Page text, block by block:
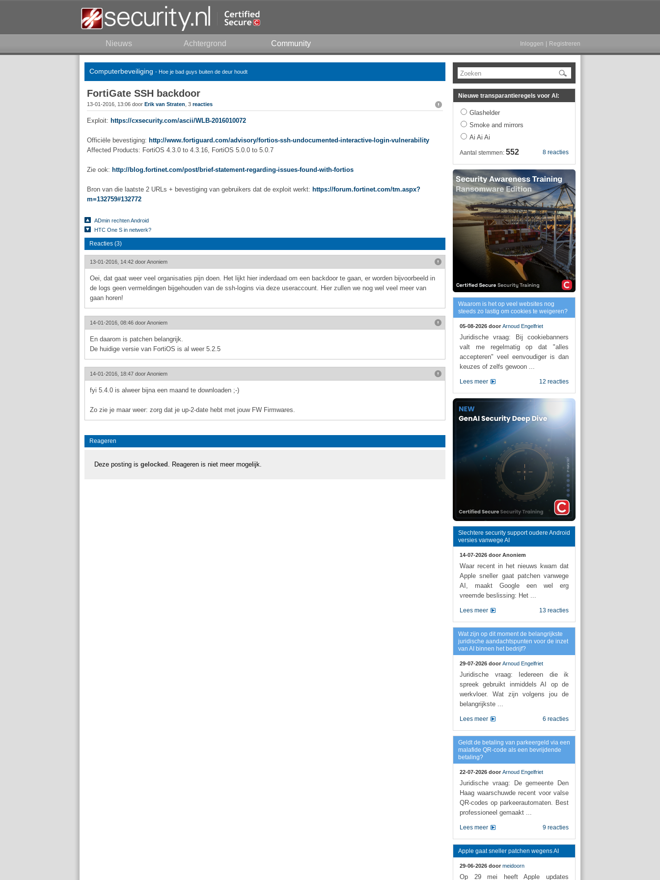
Nieuws Achtergrond Community Inloggen Registreren
Computerbeveiliging - Hoe je bad guys buiten de deur houdt
FortiGate SSH backdoor
13-01-2016, 13:06 door Erik van Straten , 3 reacties
Exploit: https://cxsecurity.com/ascii/WLB-2016010072
Officiële bevestiging: http://www.fortiguard.com/advisory/fortios-ssh-undocumented-interactive-login-vulnerability
Affected Products: FortiOS 4.3.0 to 4.3.16, FortiOS 5.0.0 to 5.0.7
Zie ook: http://blog.fortinet.com/post/brief-statement-regarding-issues-found-with-fortios
Bron van die laatste 2 URLs + bevestiging van gebruikers dat de exploit werkt: https://forum.fortinet.com/tm.aspx?
m=132759#132772
ADmin rechten Android
HTC One S in netwerk?
Reacties (3)
13-01-2016, 14:42 doorAnoniem
Oei, dat gaat weer veel organisaties pijn doen. Het lijkt hier inderdaad om een backdoor te gaan, er worden bijvoorbeeld in
de logs geen vermeldingen bijgehouden van de ssh-logins via deze useraccount. Hier zullen we nog wel veel meer van
gaan horen!
14-01-2016, 08:46 doorAnoniem
En daarom is patchen belangrijk.
De huidige versie van FortiOS is al weer 5.2.5
14-01-2016, 18:47 doorAnoniem
fyi 5.4.0 is alweer bijna een maand te downloaden ;-)
Zo zie je maar weer: zorg dat je up-2-date hebt met jouw FW Firmwares.
Reageren
Deze posting is gelocked . Reageren is niet meer mogelijk.
Zoeken
Nieuwe transparantieregels voor AI:
Glashelder
Smoke and mirrors
Ai Ai Ai
8 reacties
Aantal stemmen: 552
Waarom is het op veel websites nog
steeds zo lastig om cookies te weigeren?
05-08-2026 door Arnoud Engelfriet
Juridische vraag: Bij cookiebanners
valt me regelmatig op dat "alles
accepteren" veel eenvoudiger is dan
keuzes of zelfs gewoon ...
12 reacties
Lees meer
Slechtere security support oudere Android
versies vanwege AI
14-07-2026 door Anoniem
Waar recent in het nieuws kwam dat
Apple sneller gaat patchen vanwege
AI, maakt Google een wel erg
vreemde beslissing: Het ...
13 reacties
Lees meer
Wat zijn op dit moment de belangrijkste
juridische aandachtspunten voor de inzet
van AI binnen het bedrijf?
29-07-2026 door Arnoud Engelfriet
Juridische vraag: Iedereen die ik
spreek gebruikt inmiddels AI op de
werkvloer. Wat zijn volgens jou de
belangrijkste ...
6 reacties
Lees meer
Geldt de betaling van parkeergeld via een
malafide QR-code als een bevrijdende
betaling?
22-07-2026 door Arnoud Engelfriet
Juridische vraag: De gemeente Den
Haag waarschuwde recent voor valse
QR-codes op parkeerautomaten. Best
professioneel gemaakt ...
9 reacties
Lees meer
Apple gaat sneller patchen wegens AI
29-06-2026 door meidoorn
Op 29 mei heeft Apple updates